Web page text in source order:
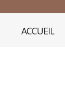
ACCUEIL